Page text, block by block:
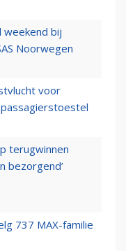
weekend bij
Noorwegen
voor
terugwinnen
bezorgend’
737 MAX-familie